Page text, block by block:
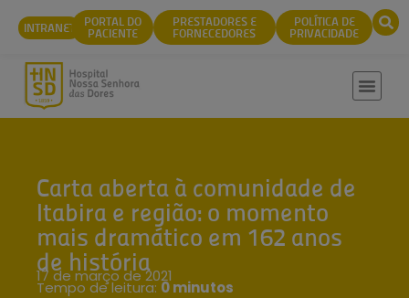
conteúdo
INTRANET PORTAL DO
PACIENTE
PRESTADORES E
FORNECEDORES
POLÍTICA DE
PRIVACIDADE
Carta aberta à comunidade de
Itabira e região: o momento
mais dramático em 162 anos
de história
17 de março de 2021
Tempo de leitura: 0 minutos